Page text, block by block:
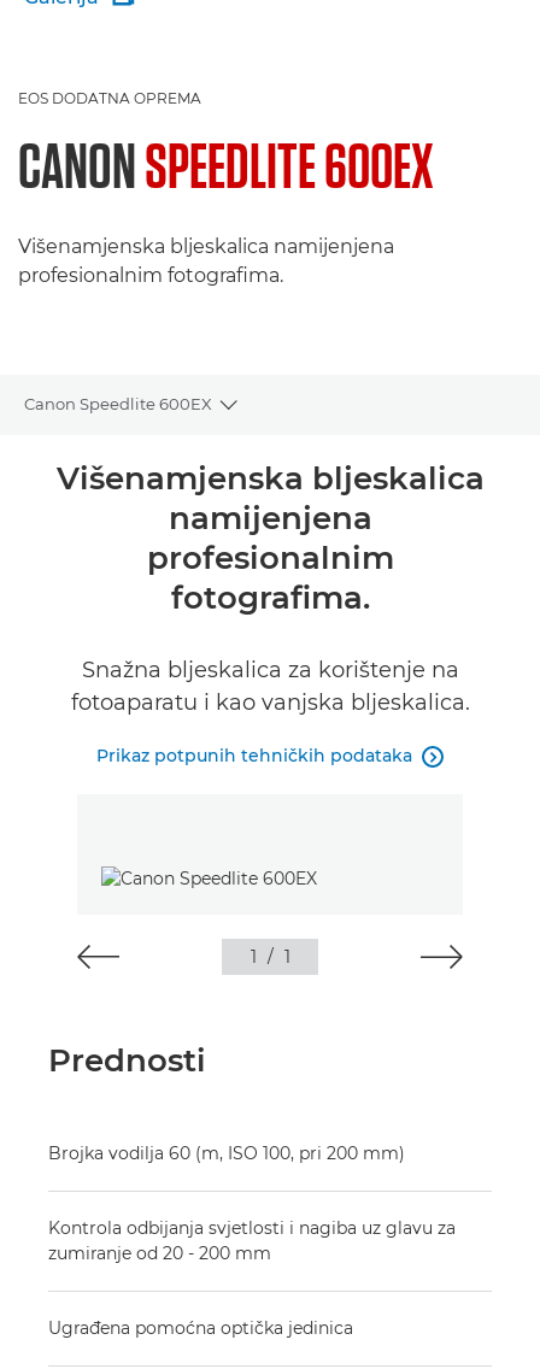
EOS DODATNA OPREMA
CANONSPEEDLITE 600EX
Višenamjenska bljeskalica namijenjena
profesionalnim fotografima.
Canon Speedlite 600EX
Toggle breadcrumbs
Pregled
Višenamjenska bljeskalica
namijenjena
profesionalnim
fotografima.
Snažna bljeskalica za korištenje na
fotoaparatu i kao vanjska bljeskalica.
Prikaz potpunih tehničkih podataka 
1 / 1
Prednosti
Brojka vodilja 60 (m, ISO 100, pri 200 mm)
Kontrola odbijanja svjetlosti i nagiba uz glavu za
zumiranje od 20 - 200 mm
Ugrađena pomoćna optička jedinica